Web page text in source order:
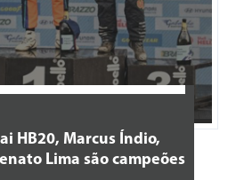
HB20, Marcus Índio,
Lima são campeões